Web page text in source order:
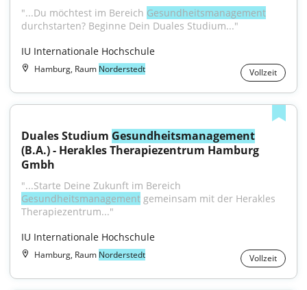
"...Du möchtest im Bereich Gesundheitsmanagement
durchstarten? Beginne Dein Duales Studium..."
IU Internationale Hochschule
Hamburg, Raum Norderstedt Vollzeit
Duales Studium Gesundheitsmanagement
(B.A.) - Herakles Therapiezentrum Hamburg
Gmbh
Gesundheitsmanagement gemeinsam mit der Herakles
Therapiezentrum..."
IU Internationale Hochschule
Hamburg, Raum Norderstedt Vollzeit